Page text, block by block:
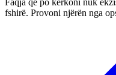
fshirë. Provoni njërën nga